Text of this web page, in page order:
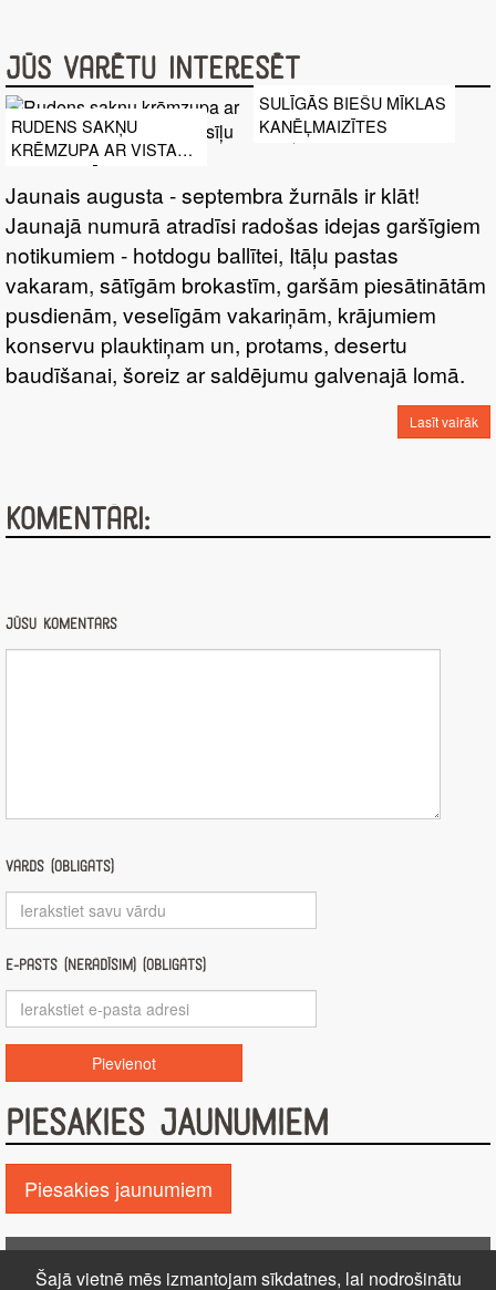
Jūs varētu interesēt
RUDENS SAKŅU
KRĒMZUPA AR VISTAS
FRIKADELĒM UN
PĒTERSĪĻU PESTO
SULĪGĀS BIEŠU MĪKLAS
KANĒĻMAIZĪTES
Jaunais augusta - septembra žurnāls ir klāt!
Jaunajā numurā atradīsi radošas idejas garšīgiem
notikumiem - hotdogu ballītei, Itāļu pastas
vakaram, sātīgām brokastīm, garšām piesātinātām
pusdienām, veselīgām vakariņām, krājumiem
konservu plauktiņam un, protams, desertu
baudīšanai, šoreiz ar saldējumu galvenajā lomā.
Lasīt vairāk
Komentāri:
Jūsu komentārs
Vārds (obligāts)
E-pasts (nerādīsim) (obligāts)
PIESAKIES JAUNUMIEM
Piesakies jaunumiem
Šajā vietnē mēs izmantojam sīkdatnes, lai nodrošinātu